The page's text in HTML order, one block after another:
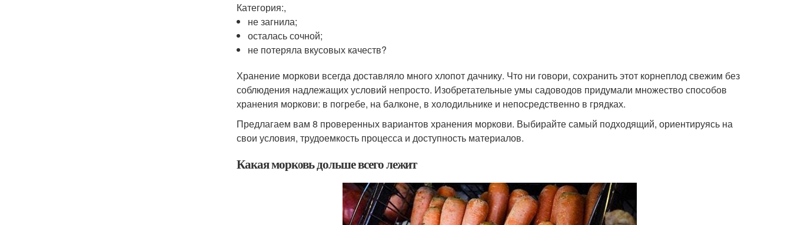
Категория:,
не загнила;
осталась сочной;
не потеряла вкусовых качеств?
Хранение моркови всегда доставляло много хлопот дачнику. Что ни говори, сохранить этот корнеплод свежим без
соблюдения надлежащих условий непросто. Изобретательные умы садоводов придумали множество способов
хранения моркови: в погребе, на балконе, в холодильнике и непосредственно в грядках.
Предлагаем вам 8 проверенных вариантов хранения моркови. Выбирайте самый подходящий, ориентируясь на
свои условия, трудоемкость процесса и доступность материалов.
Какая морковь дольше всего лежит